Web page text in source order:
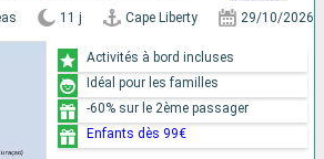
11 j Cape Liberty 29/10/2026
Activités à bord incluses
Idéal pour les familles
-60% sur le 2ème passager
Enfants dès 99€